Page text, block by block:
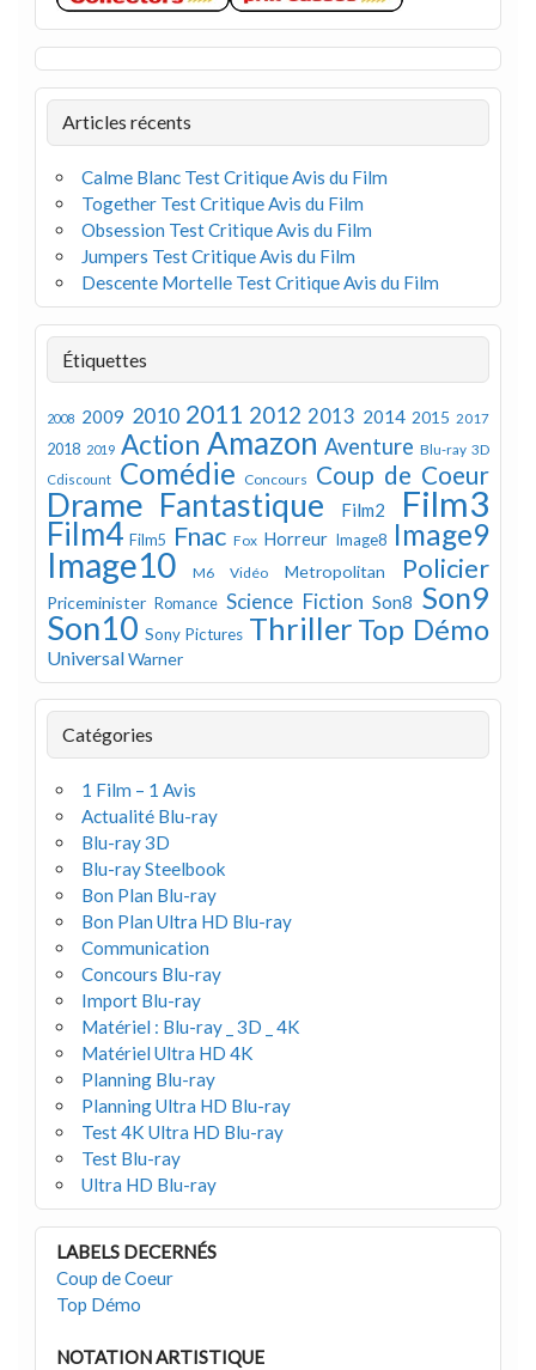
Articles récents
Calme Blanc Test Critique Avis du Film
Together Test Critique Avis du Film
Obsession Test Critique Avis du Film
Jumpers Test Critique Avis du Film
Descente Mortelle Test Critique Avis du Film
Étiquettes
2008 2009 2010 2011 2012 2013 2014 2015 2017
2018 2019 Action Amazon Aventure Blu-ray 3D
Cdiscount Comédie Concours Coup de Coeur
Drame Fantastique Film2 Film3
Film4 Film5 Fnac Fox Horreur Image8 Image9
Image10 M6 Vidéo Metropolitan Policier
Priceminister Romance Science Fiction Son8 Son9
Son10 Sony Pictures Thriller Top Démo
UniversalWarner
Catégories
1 Film – 1 Avis
Actualité Blu-ray
Blu-ray 3D
Blu-ray Steelbook
Bon Plan Blu-ray
Bon Plan Ultra HD Blu-ray
Communication
Concours Blu-ray
Import Blu-ray
Matériel : Blu-ray _ 3D _ 4K
Matériel Ultra HD 4K
Planning Blu-ray
Planning Ultra HD Blu-ray
Test 4K Ultra HD Blu-ray
Test Blu-ray
Ultra HD Blu-ray
LABELS DECERNÉS
Coup de Coeur
Top Démo
NOTATION ARTISTIQUE